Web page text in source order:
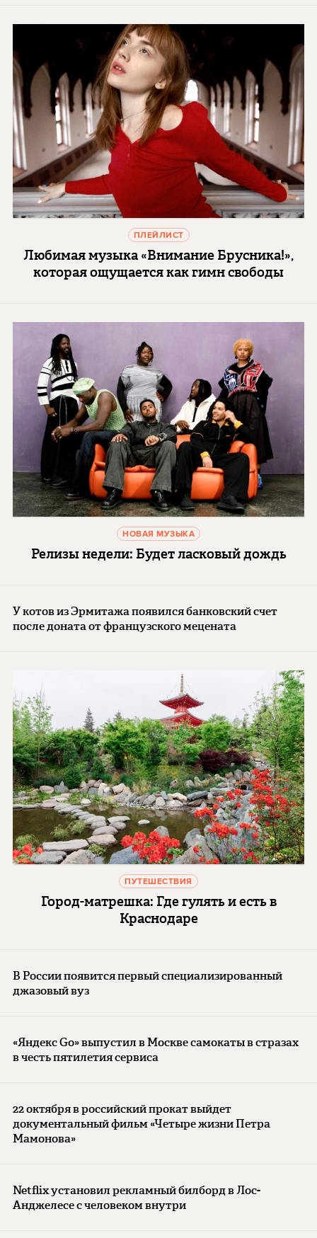
ПЛЕЙЛИСТ
Любимая музыка «Внимание Брусника!»,
которая ощущается как гимн свободы
НОВАЯ МУЗЫКА
Релизы недели: Будет ласковый дождь
У котов из Эрмитажа появился банковский счет
после доната от французского мецената
ПУТЕШЕСТВИЯ
Город-матрешка: Где гулять и есть в
Краснодаре
В России появится первый специализированный
джазовый вуз
«Яндекс Go» выпустил в Москве самокаты в стразах
в честь пятилетия сервиса
22 октября в российский прокат выйдет
документальный фильм «Четыре жизни Петра
Мамонова»
Netflix установил рекламный билборд в Лос-
Анджелесе с человеком внутри